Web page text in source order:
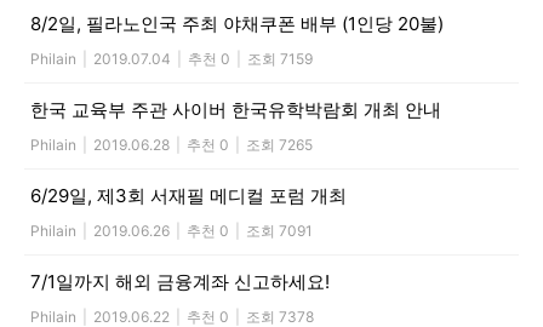
8/2일, 필라노인국 주최 야채쿠폰 배부 (1인당 20불)
Philain 2019.07.04 추천 0 조회 7159
한국 교육부 주관 사이버 한국유학박람회 개최 안내
Philain 2019.06.28 추천 0 조회 7265
6/29일, 제3회 서재필 메디컬 포럼 개최
Philain 2019.06.26 추천 0 조회 7091
7/1일까지 해외 금융계좌 신고하세요!
Philain 2019.06.22 추천 0 조회 7378